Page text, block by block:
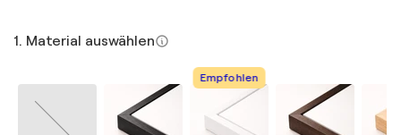
1. Material auswählen
Empfohlen